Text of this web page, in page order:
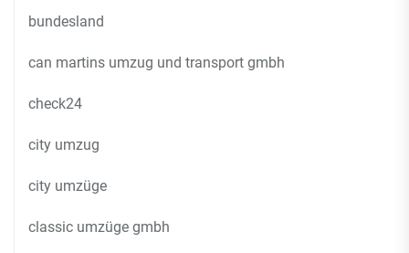
bundesland
can martins umzug und transport gmbh
check24
city umzug
city umzüge
classic umzüge gmbh